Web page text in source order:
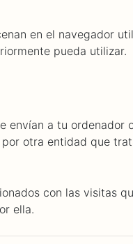
en el navegador
pueda utilizar.
envían a tu ordenador
otra entidad que
con las visitas
ella.